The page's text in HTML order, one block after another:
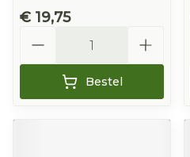
€ 19,75
Bestel